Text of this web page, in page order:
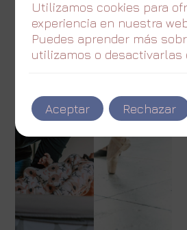
Utilizamos cookies para
experiencia en nuestra
Puedes aprender más
utilizamos o desactivarlas
Aceptar Rechazar